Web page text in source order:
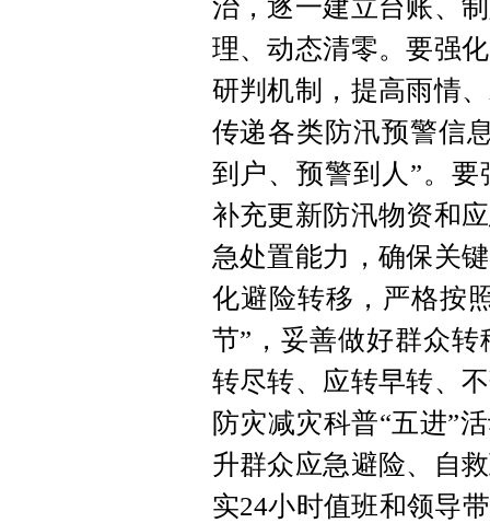
治，逐一建立台账、
理、动态清零。要强
研判机制，提高雨情
传递各类防汛预警信
到户、预警到人”。
补充更新防汛物资和
急处置能力，确保关
化避险转移，严格按
节”，妥善做好群众
转尽转、应转早转、
防灾减灾科普“五进”
升群众应急避险、自
实24小时值班和领导